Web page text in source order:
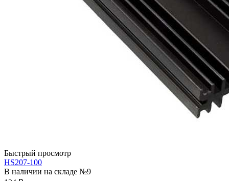
Быстрый просмотр
HS207-100
В наличии на складе №9